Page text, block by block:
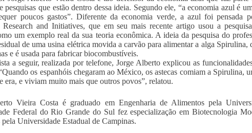
pesquisas que estão dentro dessa ideia. Segundo ele, “a economia azul é
poucos gastos”. Diferente da economia verde, a azul foi pensada
Research and Initiatives, que em seu mais recente artigo usou a
um exemplo real da sua teoria econômica. A ideia da pesquisa do
de uma usina elétrica movida a carvão para alimentar a alga
e é usada para fabricar biocombustíveis.
a seguir, realizada por telefone, Jorge Alberto explicou as
os espanhóis chegaram ao México, os astecas comiam a Spirulina,
era, e viviam muito mais que outros povos”, relatou.
Vieira Costa é graduado em Engenharia de Alimentos pela
Federal do Rio Grande do Sul fez especialização em Biotecnologia
Universidade Estadual de Campinas.